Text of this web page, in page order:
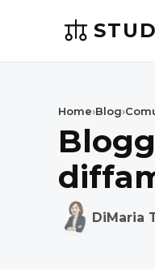
Home›Blog›
DiMaria